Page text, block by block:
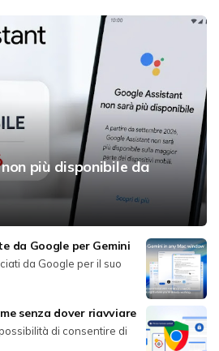
più disponibile da
da Google per Gemini
da Google per il suo
senza dover riavviare
di consentire di